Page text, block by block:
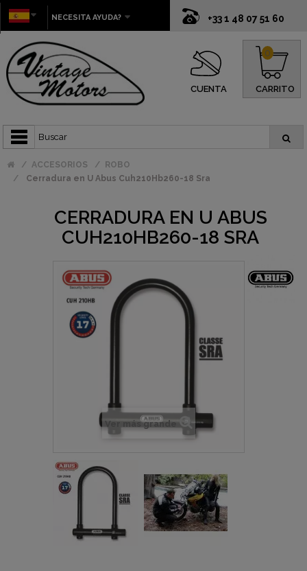
+33 1 48 07 51 60
NECESITA AYUDA?
CUENTA CARRITO
0
ACCESORIOS
ROBO
Cerradura en U Abus Cuh210Hb260-18 Sra
CERRADURA EN U ABUS
CUH210HB260-18 SRA
Ver más grande